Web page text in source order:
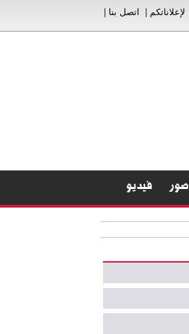
لإعلاناتكم اتصل بنا
صور فيديو